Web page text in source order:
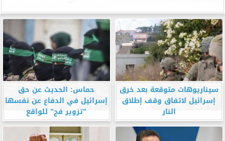
سيناريوهات متوقعة بعد خرق
إسرائيل لاتفاق وقف إطلاق
النار
حماس: الحديث عن حق
إسرائيل في الدفاع عن نفسها
”تزوير فج” للواقع